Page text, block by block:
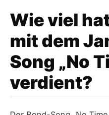
Wie viel
mit dem
Song „No
verdient?